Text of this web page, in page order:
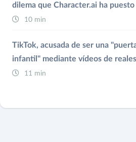
dilema que Character.ai ha puesto
10 min
TikTok, acusada de ser una
infantil" mediante vídeos de
11 min